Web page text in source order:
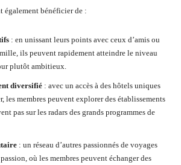
également bénéficier de :
: en unissant leurs points avec ceux d’amis ou
ils peuvent rapidement atteindre le niveau
plutôt ambitieux.
diversifié : avec un accès à des hôtels uniques
les membres peuvent explorer des établissements
pas sur les radars des grands programmes de
: un réseau d’autres passionnés de voyages
où les membres peuvent échanger des